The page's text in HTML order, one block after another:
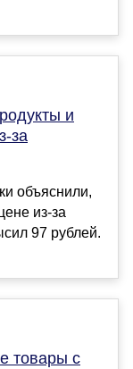
и
за
объяснили,
из-за
97 рублей.
товары с